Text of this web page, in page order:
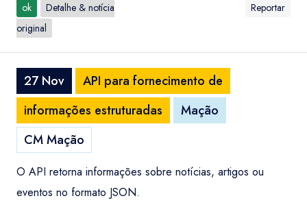
ok
Detalhe & notícia
original
Reportar
27 Nov
API para fornecimento de
informações estruturadas
Mação
CM Mação
O API retorna informações sobre notícias, artigos ou
eventos no formato JSON.